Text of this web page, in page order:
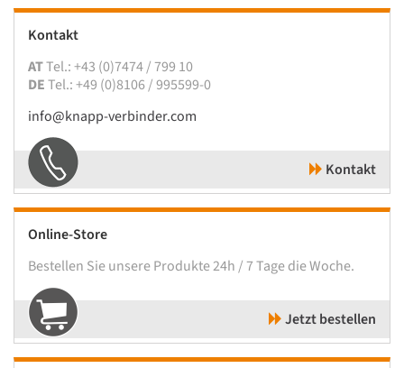
Kontakt
ATTel.: +43 (0)7474 / 799 10
DETel.: +49 (0)8106 / 995599-0
info@knapp-verbinder.com
Kontakt
Online-Store
Bestellen Sie unsere Produkte 24h / 7 Tage die Woche.
Jetzt bestellen